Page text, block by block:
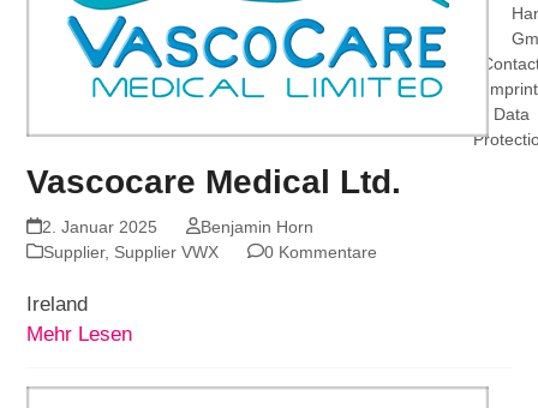
Vascocare Medical Ltd.
2. Januar 2025
Benjamin Horn
Supplier, Supplier VWX 0 Kommentare
Ireland
Mehr Lesen
Imprint
Data